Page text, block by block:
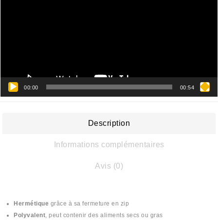
00:00 00:54
Description
Informations complémentaires
Avis (0)
Hermétique grâce à sa fermeture en zip
Polyvalent, peut contenir des aliments secs ou gras